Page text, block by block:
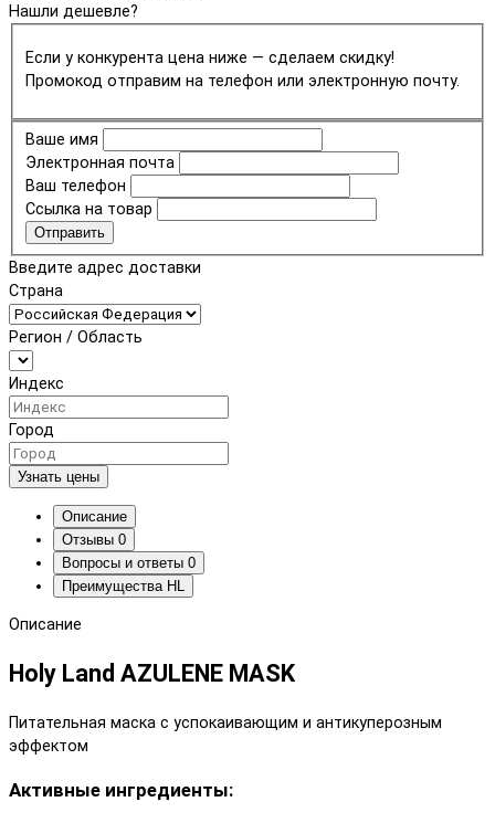
Нашли дешевле?
Если у конкурента цена ниже — сделаем скидку!
Промокод отправим на телефон или электронную почту.
Ваше имя
Электронная почта
Ваш телефон
Ссылка на товар
Отправить
Введите адрес доставки
Страна
Регион / Область
Индекс
Город
Узнать цены
Описание
Отзывы 0
Вопросы и ответы 0
Преимущества HL
Описание
Holy Land AZULENE MASK
Питательная маска с успокаивающим и антикуперозным
эффектом
Активные ингредиенты: